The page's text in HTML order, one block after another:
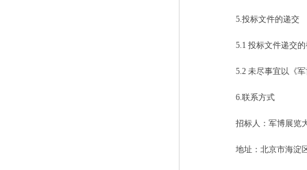
5.投标文件的递交
5.1 投标文件递交的
5.2 未尽事宜以《军
6.联系方式
招标人：军博展览大
地址：北京市海淀